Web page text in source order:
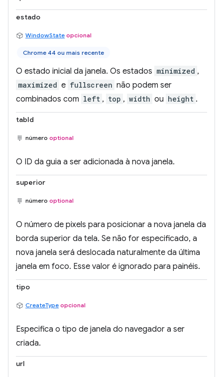
estado
WindowState opcional
Chrome 44 ou mais recente
O estado inicial da janela. Os estados minimized ,
maximized e fullscreen não podem ser
combinados com left , top , width ou height .
tabId
número optional
O ID da guia a ser adicionada à nova janela.
superior
número optional
O número de pixels para posicionar a nova janela da
borda superior da tela. Se não for especificado, a
nova janela será deslocada naturalmente da última
janela em foco. Esse valor é ignorado para painéis.
tipo
CreateType opcional
Especifica o tipo de janela do navegador a ser
criada.
url